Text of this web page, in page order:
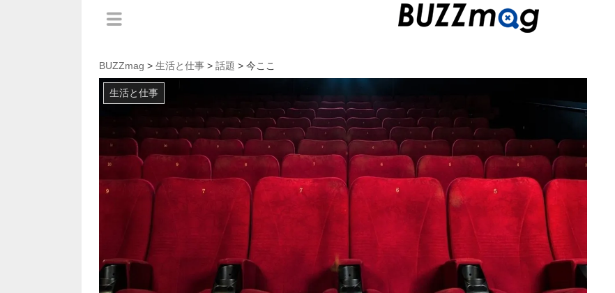
BUZZmag > 生活と仕事 > 話題 > 今ここ
生活と仕事